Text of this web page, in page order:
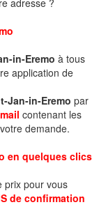
adresse ?
in-Eremo à tous
application de
Jan-in-Eremo par
contenant les
demande.
en quelques clics
prix pour vous
de confirmation